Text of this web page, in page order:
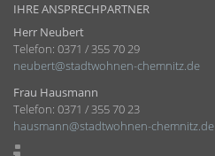
IHRE ANSPRECHPARTNER
Herr Neubert
Telefon: 0371 / 355 70 29
neubert@stadtwohnen-chemnitz.de
Frau Hausmann
Telefon: 0371 / 355 70 23
hausmann@stadtwohnen-chemnitz.de